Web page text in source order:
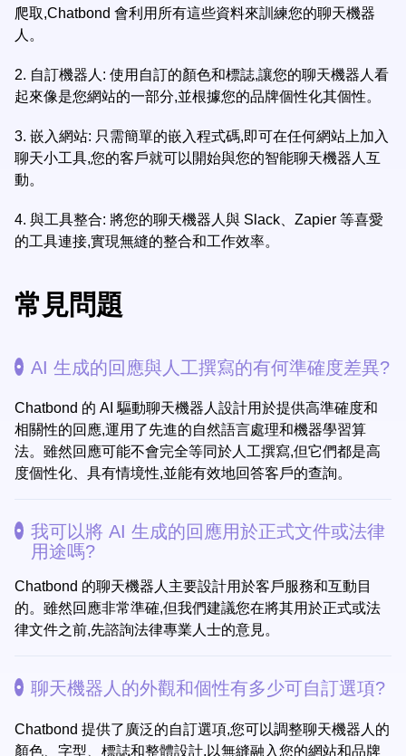
爬取,Chatbond 會利用所有這些資料來訓練您的聊天機器
人。
2. 自訂機器人: 使用自訂的顏色和標誌,讓您的聊天機器人看
起來像是您網站的一部分,並根據您的品牌個性化其個性。
3. 嵌入網站: 只需簡單的嵌入程式碼,即可在任何網站上加入
聊天小工具,您的客戶就可以開始與您的智能聊天機器人互
動。
4. 與工具整合: 將您的聊天機器人與 Slack、Zapier 等喜愛
的工具連接,實現無縫的整合和工作效率。
常見問題
AI 生成的回應與人工撰寫的有何準確度差異?
Chatbond 的 AI 驅動聊天機器人設計用於提供高準確度和
相關性的回應,運用了先進的自然語言處理和機器學習算
法。雖然回應可能不會完全等同於人工撰寫,但它們都是高
度個性化、具有情境性,並能有效地回答客戶的查詢。
我可以將 AI 生成的回應用於正式文件或法律
用途嗎?
Chatbond 的聊天機器人主要設計用於客戶服務和互動目
的。雖然回應非常準確,但我們建議您在將其用於正式或法
律文件之前,先諮詢法律專業人士的意見。
聊天機器人的外觀和個性有多少可自訂選項?
Chatbond 提供了廣泛的自訂選項,您可以調整聊天機器人的
顏色、字型、標誌和整體設計,以無縫融入您的網站和品牌